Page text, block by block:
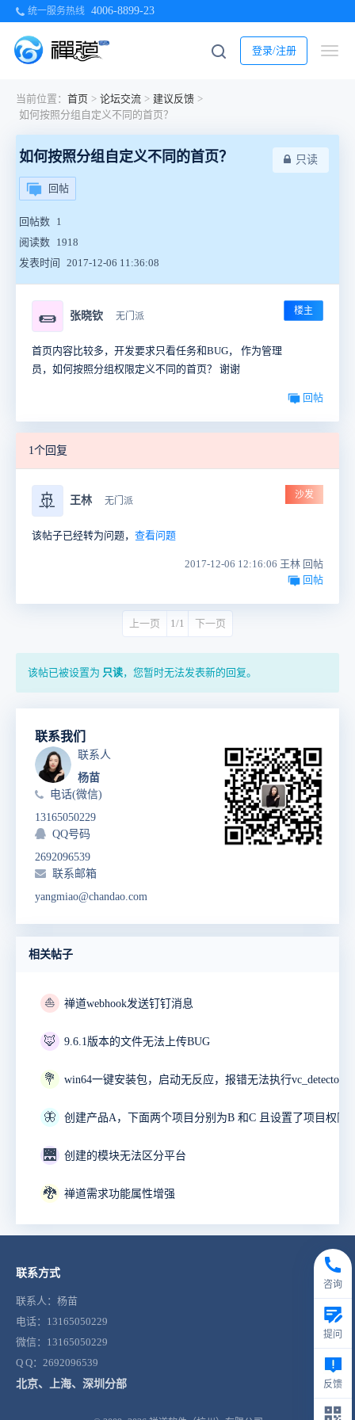
统一服务热线 4006-8899-23
登录/注册
当前位置： 首页 > 论坛交流 > 建议反馈 >
如何按照分组自定义不同的首页？
只读
如何按照分组自定义不同的首页？
回帖
回帖数 1
阅读数 1918
发表时间
2017-12-06 11:36:08
🌯 张晓钦 无门派 楼主
首页内容比较多，开发要求只看任务和BUG， 作为管理
员，如何按照分组权限定义不同的首页？ 谢谢
回帖
1个回复
🚢 王林 无门派
沙发
该帖子已经转为问题， 查看问题
2017-12-06 12:16:06 王林 回帖
回帖
上一页 1/1 下一页
该帖已被设置为 只读，您暂时无法发表新的回复。
联系我们
联系人
杨苗
电话(微信)
13165050229
QQ号码
2692096539
联系邮箱
yangmiao@chandao.com
相关帖子
⛵ 禅道webhook发送钉钉消息
🦊 9.6.1版本的文件无法上传BUG
💐
🦋
🌉 创建的模块无法区分平台
🐉 禅道需求功能属性增强
联系方式
联系人：杨苗
电话：13165050229
微信：13165050229
Q Q：2692096539
北京、上海、深圳分部
咨询
提问
反馈